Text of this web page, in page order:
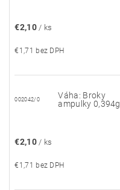
€2,10 / ks
€1,71 bez DPH
002042/0
Váha: Broky
ampulky 0,394g
€2,10 / ks
€1,71 bez DPH